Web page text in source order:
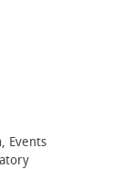
Events